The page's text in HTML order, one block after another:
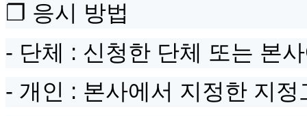
❐ 응시 방법
- 단체 : 신청한 단체 또는 본
- 개인 : 본사에서 지정한 지